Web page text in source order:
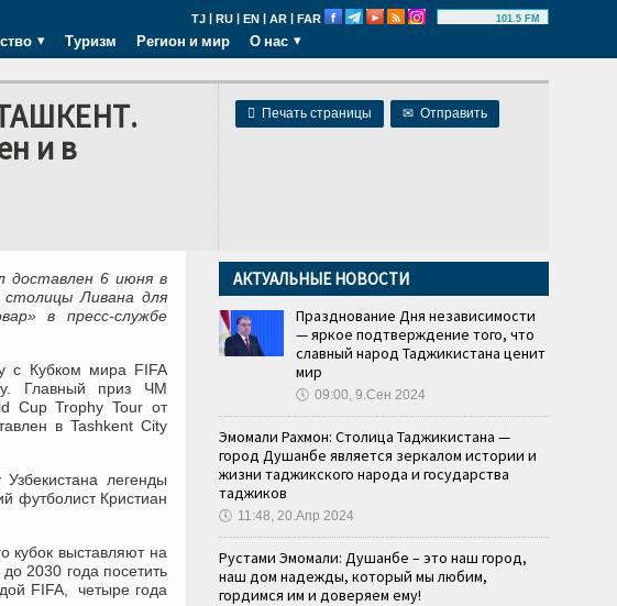
TJ | RU | EN | AR | FAR 101.5 FM
Туризм Регион и мир О нас
 Печать страницы ✉ Отправить
и в
6 июня в
Ливана для
в пресс-службе
с Кубком мира FIFA
Главный приз ЧМ
Cup Trophy Tour от
в Tashkent City
легенды
футболист Кристиан
кубок выставляют на
2030 года посетить
FIFA, четыре года
АКТУАЛЬНЫЕ НОВОСТИ
Празднование Дня независимости
— яркое подтверждение того, что
славный народ Таджикистана ценит
мир
🕔 09:00, 9.Сен 2024
Эмомали Рахмон: Столица Таджикистана —
город Душанбе является зеркалом истории и
жизни таджикского народа и государства
таджиков
🕔 11:48, 20.Апр 2024
Рустами Эмомали: Душанбе – это наш город,
наш дом надежды, который мы любим,
гордимся им и доверяем ему!